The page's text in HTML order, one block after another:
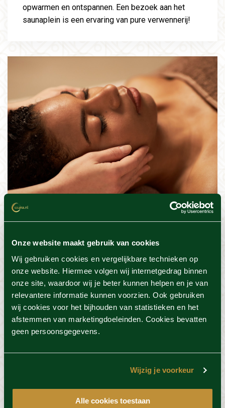
Onze website maakt gebruik van cookies
Wij gebruiken cookies en vergelijkbare technieken op
onze website. Hiermee volgen wij internetgedrag binnen
onze site, waardoor wij je beter kunnen helpen en je van
relevantere informatie kunnen voorzien. Ook gebruiken
wij cookies voor het bijhouden van statistieken en het
afstemmen van marketingdoeleinden. Cookies bevatten
geen persoonsgegevens.
Wijzig je voorkeur
Alle cookies toestaan
opwarmen en ontspannen. Een bezoek aan het
saunaplein is een ervaring van pure verwennerij!
Fijne behandelingen
De oude Paardenstal bij De Valkenberg biedt de
perfecte aanvulling op een dagje sauna met
heerlijke (beauty) behandelingen en massages.
Laat de huid stralen met een uitgebreide facial,
ontspan tijdens een bijzondere 'serene rainfall'
behandleing of geniet van unieke
massagetechnieken die lichaam en geest tot rust